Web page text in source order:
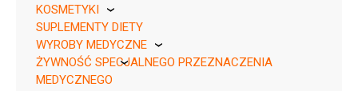
KOSMETYKI
Pierre Fabre
SUPLEMENTY DIETY
WYROBY MEDYCZNE
KikGel
ŻYWNOŚĆ SPECJALNEGO PRZEZNACZENIA
MEDYCZNEGO